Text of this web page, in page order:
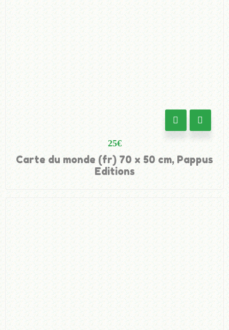
25€
Carte du monde (fr) 70 x 50 cm, Pappus
Editions